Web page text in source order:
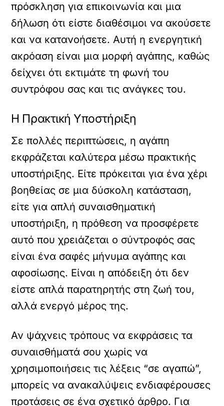
πρόσκληση για επικοινωνία και μια
δήλωση ότι είστε διαθέσιμοι να ακούσετε
και να κατανοήσετε. Αυτή η ενεργητική
ακρόαση είναι μια μορφή αγάπης, καθώς
δείχνει ότι εκτιμάτε τη φωνή του
συντρόφου σας και τις ανάγκες του.
Η Πρακτική Υποστήριξη
Σε πολλές περιπτώσεις, η αγάπη
εκφράζεται καλύτερα μέσω πρακτικής
υποστήριξης. Είτε πρόκειται για ένα χέρι
βοηθείας σε μια δύσκολη κατάσταση,
είτε για απλή συναισθηματική
υποστήριξη, η πρόθεση να προσφέρετε
αυτό που χρειάζεται ο σύντροφός σας
είναι ένα σαφές μήνυμα αγάπης και
αφοσίωσης. Είναι η απόδειξη ότι δεν
είστε απλά παρατηρητής στη ζωή του,
αλλά ενεργό μέρος της.
Αν ψάχνεις τρόπους να εκφράσεις τα
συναισθήματά σου χωρίς να
χρησιμοποιήσεις τις λέξεις “σε αγαπώ”,
μπορείς να ανακαλύψεις ενδιαφέρουσες
προτάσεις σε ένα σχετικό άρθρο. Για